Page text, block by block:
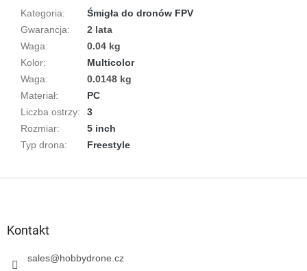
Kategoria:
Śmigła do dronów FPV
Gwarancja:
2 lata
Waga:
0.04 kg
Kolor:
Multicolor
Waga:
0.0148 kg
Materiał:
PC
Liczba ostrzy:
3
Rozmiar:
5 inch
Typ drona: Freestyle
Kontakt
sales@hobbydrone.cz